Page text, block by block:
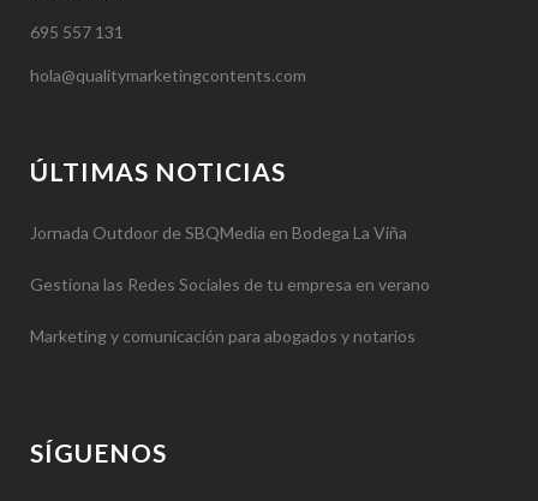
695 557 131
hola@qualitymarketingcontents.com
ÚLTIMAS NOTICIAS
Jornada Outdoor de SBQMedia en Bodega La Viña
Gestiona las Redes Sociales de tu empresa en verano
Marketing y comunicación para abogados y notarios
SÍGUENOS